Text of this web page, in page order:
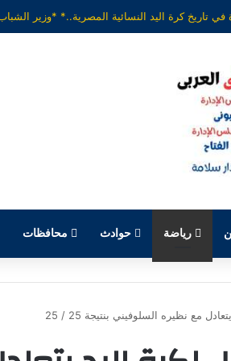
رياضة حوادث محافظات
مع نظيره السلوفيني بنتيجة 25 / 25